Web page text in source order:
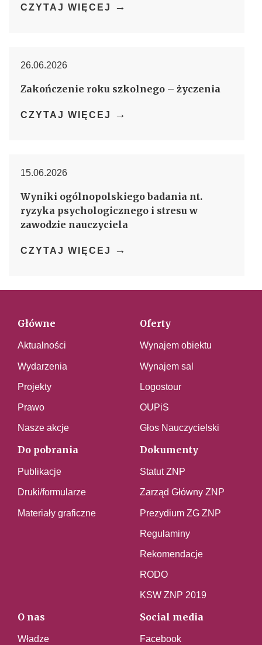
CZYTAJ WIĘCEJ →
26.06.2026
Zakończenie roku szkolnego – życzenia
CZYTAJ WIĘCEJ →
15.06.2026
Wyniki ogólnopolskiego badania nt.
ryzyka psychologicznego i stresu w
zawodzie nauczyciela
CZYTAJ WIĘCEJ →
Główne
Aktualności
Wydarzenia
Projekty
Prawo
Nasze akcje
Oferty
Wynajem obiektu
Wynajem sal
Logostour
OUPiS
Głos Nauczycielski
Do pobrania
Publikacje
Druki/formularze
Materiały graficzne
Dokumenty
Statut ZNP
Zarząd Główny ZNP
Prezydium ZG ZNP
Regulaminy
Rekomendacje
RODO
KSW ZNP 2019
O nas
Władze
Social media
Facebook